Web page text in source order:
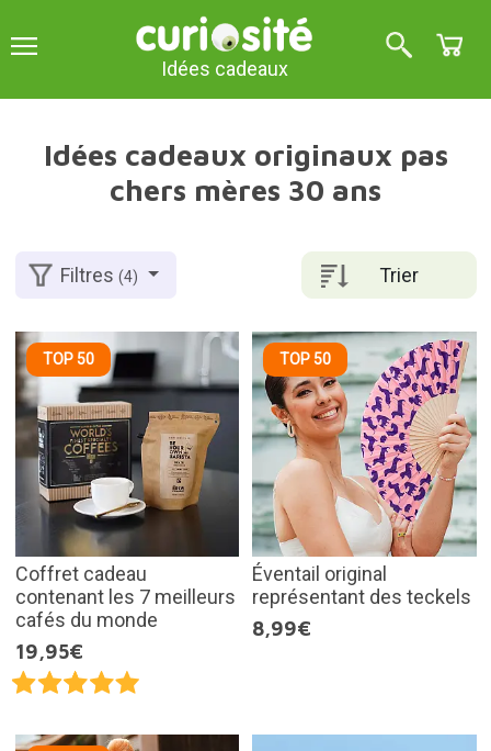
Idées cadeaux
Idées cadeaux originaux pas
chers mères 30 ans
Trier
Filtres(4)
TOP 50
Coffret cadeau
contenant les 7 meilleurs
cafés du monde
19,95€
TOP 50
Éventail original
représentant des teckels
8,99€